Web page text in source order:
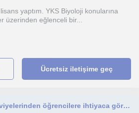
yaptım. YKS Biyoloji konularına
üzerinden eğlenceli bir...
Ücretsiz iletişime geç
Lisenin bütün sınıf seviyelerinden öğrencilere ihtiyaca göre yazılı sınavlar için ya da YKS sınavı için ders anlatmaya uygunum.